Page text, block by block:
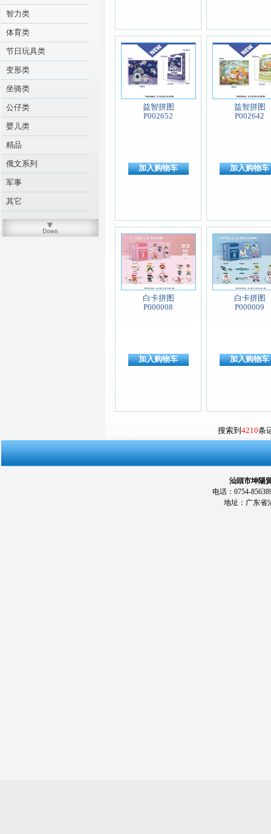
智力类
体育类
节日玩具类
变形类
坐骑类
公仔类
婴儿类
精品
俄文系列
军事
其它
益智拼图
P002652
加入购物车
益智拼图
P002642
加入购物车
白卡拼图
P000008
加入购物车
白卡拼图
P000009
加入购物车
搜索到 4210条
汕頭市坤陽
电话：0754-
地址：广东省